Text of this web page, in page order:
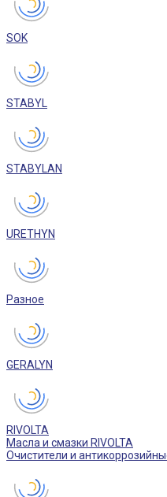
SOK
STABYL
STABYLAN
URETHYN
Разное
GERALYN
RIVOLTA
Масла и смазки RIVOLTA
Очистители и